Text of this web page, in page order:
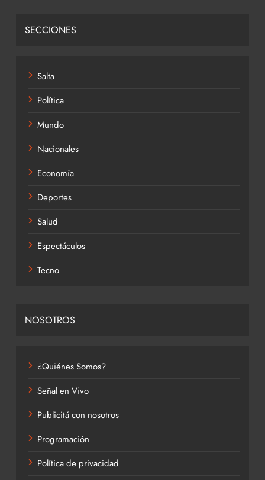
SECCIONES
Salta
Política
Mundo
Nacionales
Economía
Deportes
Salud
Espectáculos
Tecno
NOSOTROS
¿Quiénes Somos?
Señal en Vivo
Publicitá con nosotros
Programación
Política de privacidad